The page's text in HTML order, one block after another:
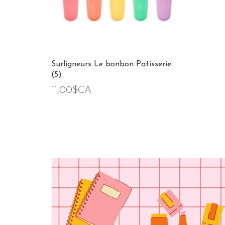
Surligneurs Le bonbon Patisserie
(5)
11,00$CA